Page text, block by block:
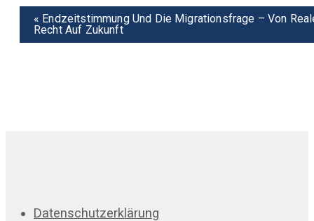
Veranstaltung
« Endzeitstimmung Und Die Migrationsfrage – Von
Recht Auf Zukunft
Datenschutzerklärung